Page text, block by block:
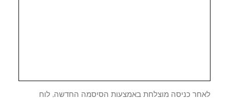
כניסה מוצלחת באמצעות הסיסמה החדשה, לוח